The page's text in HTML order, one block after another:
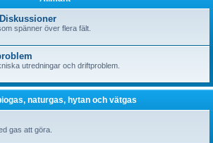
spänner över flera fält.
utredningar och driftproblem.
naturgas, hytan och vätgas
gas att göra.